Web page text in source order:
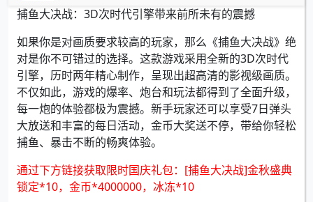
捕鱼大决战：3D次时代引擎带来前所未有的震撼
如果你是对画质要求较高的玩家，那么《捕鱼大决战》绝
对是你不可错过的选择。这款游戏采用全新的3D次时代
引擎，历时两年精心制作，呈现出超高清的影视级画质。
不仅如此，游戏的爆率、炮台和玩法都得到了全面升级，
每一炮的体验都极为震撼。新手玩家还可以享受7日弹头
大放送和丰富的每日活动，金币大奖送不停，带给你轻松
捕鱼、暴击不断的畅爽体验。
通过下方链接获取限时国庆礼包：[捕鱼大决战]金秋盛典
锁定*10，金币*4000000，冰冻*10